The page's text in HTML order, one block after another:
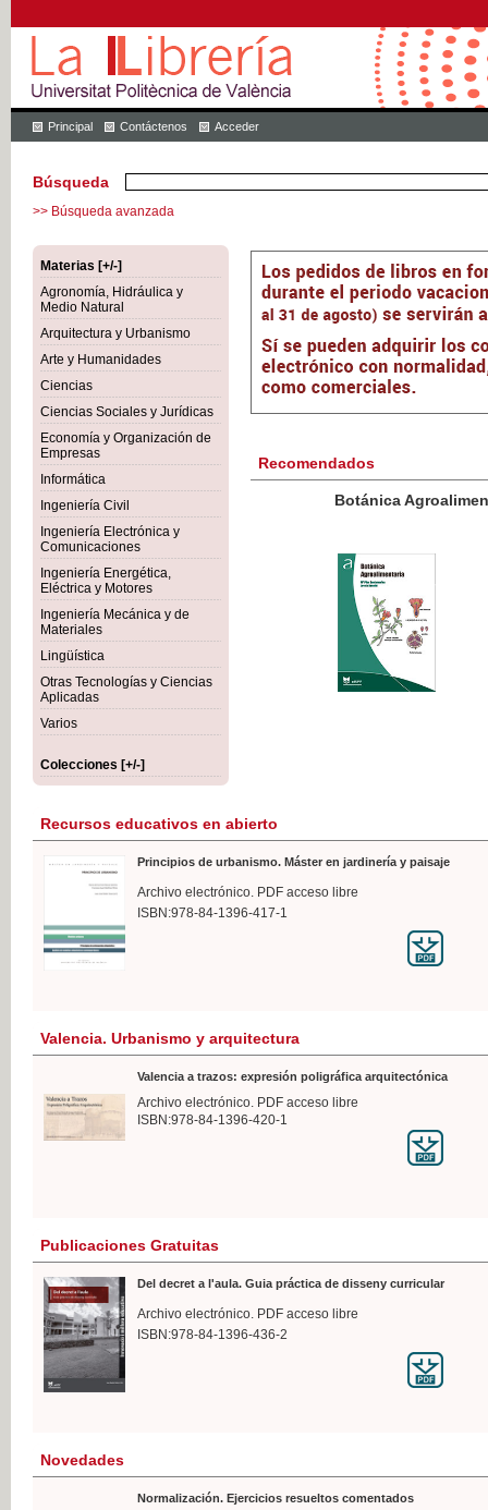
Principal Contáctenos Acceder
Búsqueda
>> Búsqueda avanzada
Materias [+/-]
Agronomía, Hidráulica y
Medio Natural
Arquitectura y Urbanismo
Arte y Humanidades
Ciencias
Ciencias Sociales y Jurídicas
Economía y Organización de
Empresas
Informática
Ingeniería Civil
Ingeniería Electrónica y
Comunicaciones
Ingeniería Energética,
Eléctrica y Motores
Ingeniería Mecánica y de
Materiales
Lingüística
Otras Tecnologías y Ciencias
Aplicadas
Varios
Colecciones [+/-]
Recomendados
Botánica Agroalimentaria
Recursos educativos en abierto
Principios de urbanismo. Máster en jardinería y paisaje
Archivo electrónico. PDF acceso libre
ISBN:978-84-1396-417-1
Valencia. Urbanismo y arquitectura
Valencia a trazos: expresión poligráfica arquitectónica
Archivo electrónico. PDF acceso libre
ISBN:978-84-1396-420-1
Publicaciones Gratuitas
Del decret a l'aula. Guia práctica de disseny curricular
Archivo electrónico. PDF acceso libre
ISBN:978-84-1396-436-2
Novedades
Normalización. Ejercicios resueltos comentados